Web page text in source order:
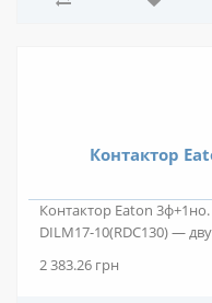
Контактор
Контактор Eaton
DILM17-10(RDC130) —
2 383.26 грн